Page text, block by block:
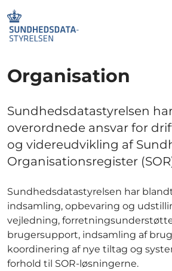
Organisation
Sundhedsdatastyrelsen
overordnede ansvar for
og videreudvikling af
Organisationsregister
Sundhedsdatastyrelsen har
indsamling, opbevaring og
vejledning,
brugersupport, indsamling af
koordinering af nye tiltag og
forhold til SOR-løsningerne.